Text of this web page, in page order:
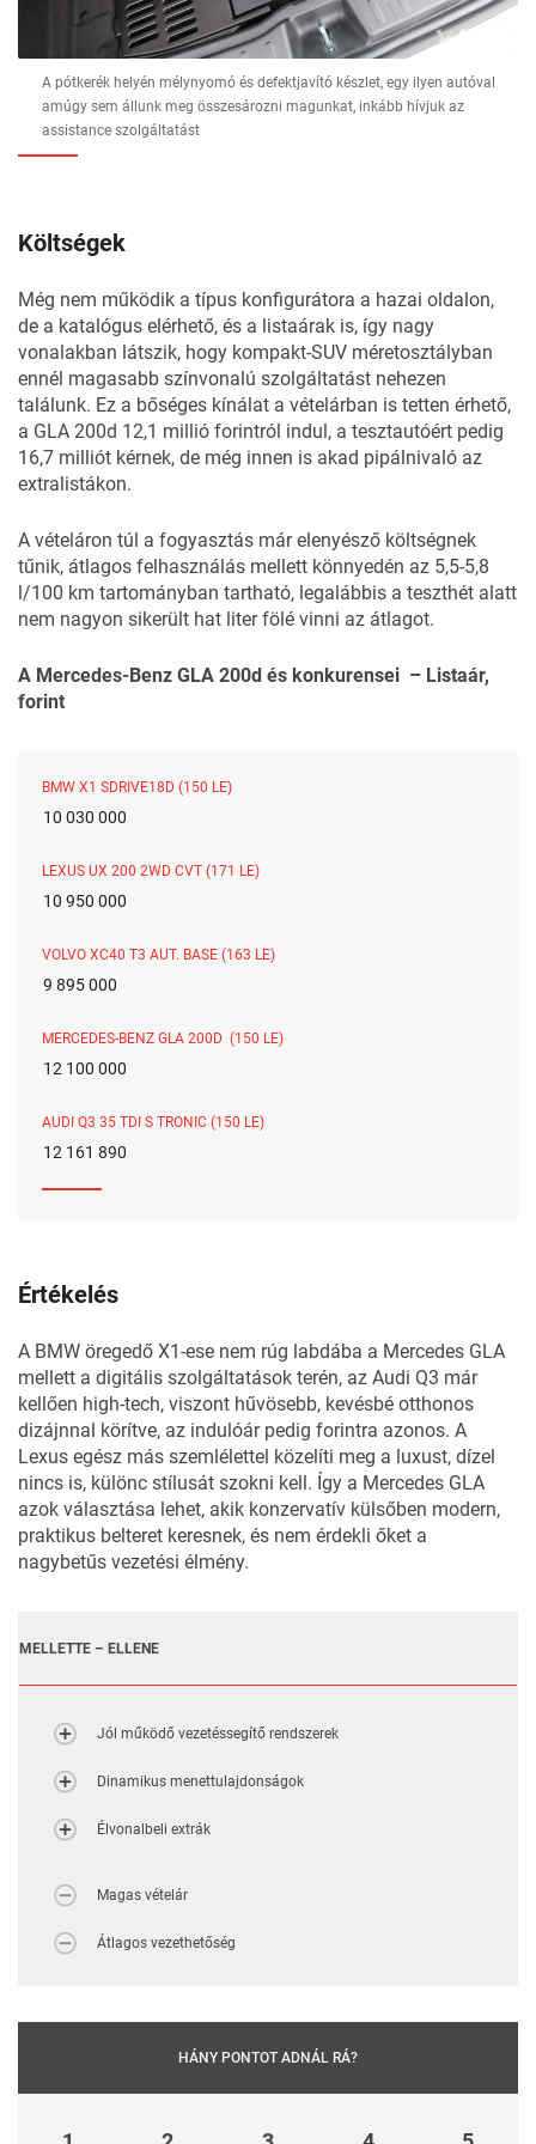
A pótkerék helyén mélynyomó és defektjavító készlet, egy ilyen autóval
amúgy sem állunk meg összesározni magunkat, inkább hívjuk az
assistance szolgáltatást
Költségek
Még nem működik a típus konfigurátora a hazai oldalon,
de a katalógus elérhető, és a listaárak is, így nagy
vonalakban látszik, hogy kompakt-SUV méretosztályban
ennél magasabb színvonalú szolgáltatást nehezen
találunk. Ez a bőséges kínálat a vételárban is tetten érhető,
a GLA 200d 12,1 millió forintról indul, a tesztautóért pedig
16,7 milliót kérnek, de még innen is akad pipálnivaló az
extralistákon.
A vételáron túl a fogyasztás már elenyésző költségnek
tűnik, átlagos felhasználás mellett könnyedén az 5,5-5,8
l/100 km tartományban tartható, legalábbis a teszthét alatt
nem nagyon sikerült hat liter fölé vinni az átlagot.
A Mercedes-Benz GLA 200d és konkurensei – Listaár,
forint
BMW X1 SDRIVE18D (150 LE)
10 030 000
LEXUS UX 200 2WD CVT (171 LE)
10 950 000
VOLVO XC40 T3 AUT. BASE (163 LE)
9 895 000
MERCEDES-BENZ GLA 200D (150 LE)
12 100 000
AUDI Q3 35 TDI S TRONIC (150 LE)
12 161 890
Értékelés
A BMW öregedő X1-ese nem rúg labdába a Mercedes GLA
mellett a digitális szolgáltatások terén, az Audi Q3 már
kellően high-tech, viszont hűvösebb, kevésbé otthonos
dizájnnal körítve, az indulóár pedig forintra azonos. A
Lexus egész más szemlélettel közelíti meg a luxust, dízel
nincs is, különc stílusát szokni kell. Így a Mercedes GLA
azok választása lehet, akik konzervatív külsőben modern,
praktikus belteret keresnek, és nem érdekli őket a
nagybetűs vezetési élmény.
MELLETTE – ELLENE
Jól működő vezetéssegítő rendszerek
Dinamikus menettulajdonságok
Élvonalbeli extrák
Magas vételár
Átlagos vezethetőség
HÁNY PONTOT ADNÁL RÁ?